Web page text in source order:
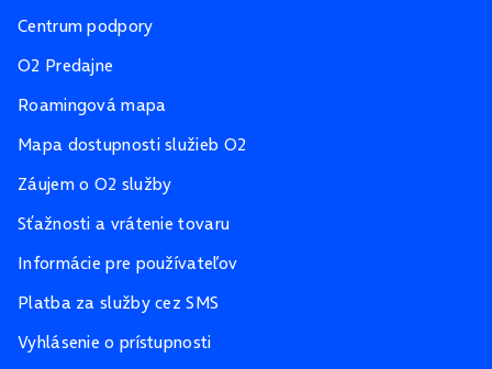
Centrum podpory
O2 Predajne
Roamingová mapa
Mapa dostupnosti služieb O2
Záujem o O2 služby
Sťažnosti a vrátenie tovaru
Informácie pre používateľov
Platba za služby cez SMS
Vyhlásenie o prístupnosti